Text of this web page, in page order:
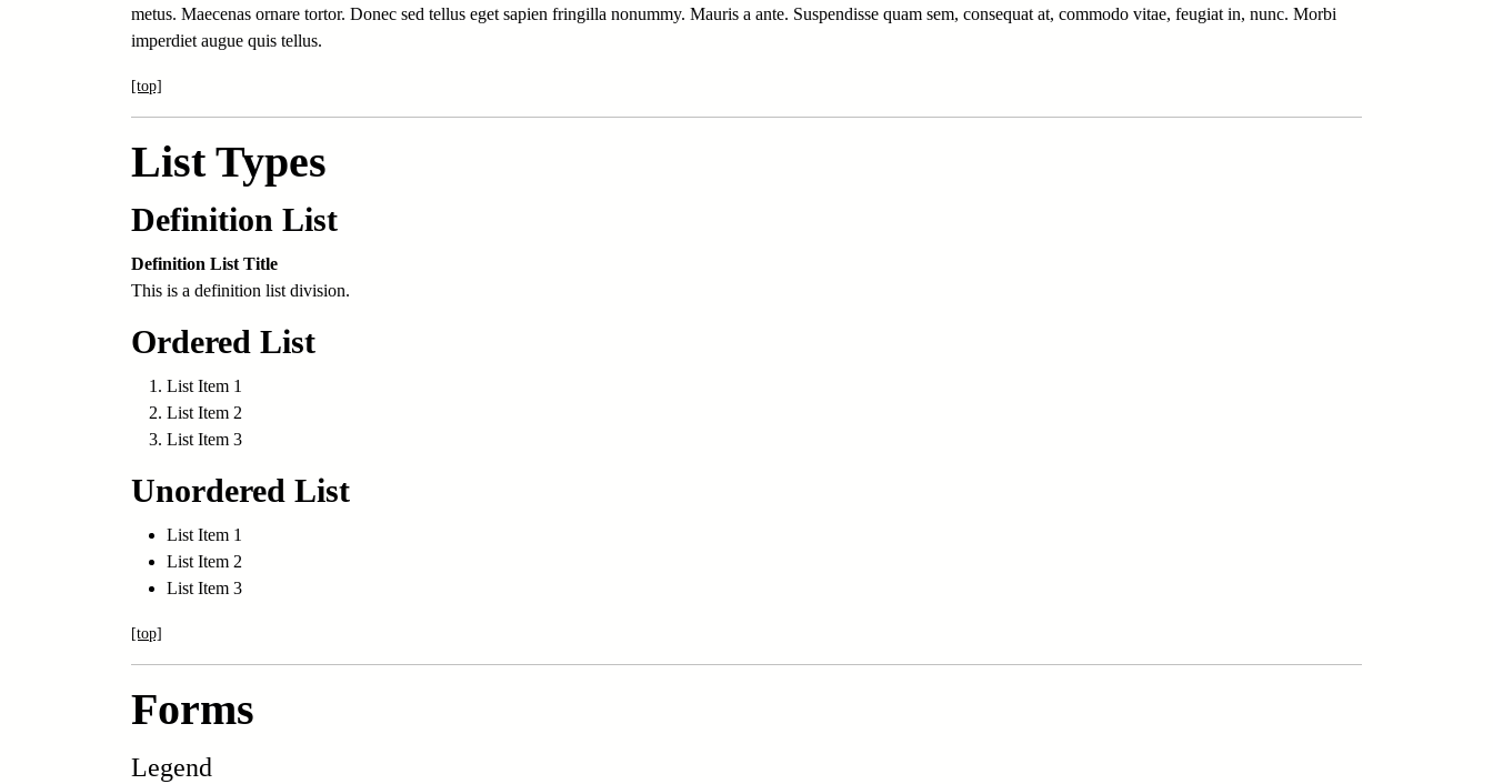
metus. Maecenas ornare tortor. Donec sed tellus eget sapien fringilla nonummy. Mauris a ante. Suspendisse quam sem, consequat at, commodo vitae, feugiat in, nunc. Morbi
imperdiet augue quis tellus.
[top]
List Types
Definition List
Definition List Title
This is a definition list division.
Ordered List
List Item 1
List Item 2
List Item 3
Unordered List
List Item 1
List Item 2
List Item 3
[top]
Forms
Legend